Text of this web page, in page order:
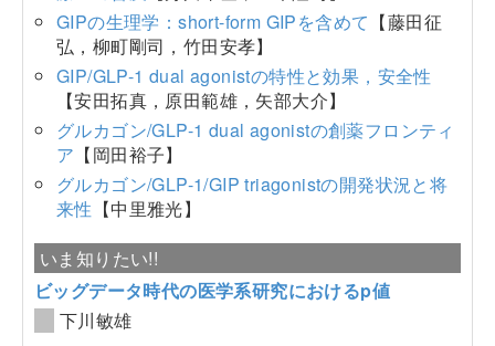
GIPの生理学：short-form GIPを含めて 【藤田征
弘，柳町剛司，竹田安孝】
GIP/GLP-1 dual agonistの特性と効果，安全性
【安田拓真，原田範雄，矢部大介】
グルカゴン/GLP-1 dual agonistの創薬フロンティ
ア 【岡田裕子】
グルカゴン/GLP-1/GIP triagonistの開発状況と将
来性 【中里雅光】
いま知りたい!!
ビッグデータ時代の医学系研究におけるp値
下川敏雄